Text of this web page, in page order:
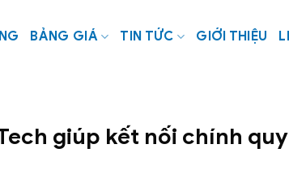
BẢNG GIÁ TIN TỨC GIỚI THIỆU
giúp kết nối chính